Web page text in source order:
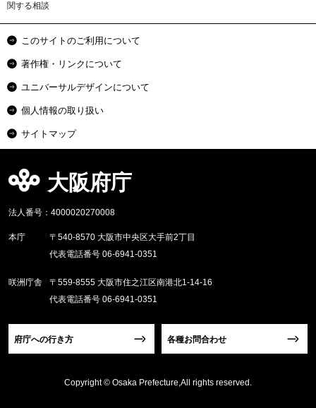
関する相談
このサイトのご利用について
著作権・リンクについて
ユニバーサルデザインについて
個人情報の取り扱い
サイトマップ
大阪府庁
法人番号：4000020270008
本庁
〒540-8570 大阪市中央区大手前2丁目
代表電話番号 06-6941-0351
咲洲庁舎
〒559-8555 大阪市住之江区南港北1-14-16
代表電話番号 06-6941-0351
府庁への行き方 各種お問合わせ
Copyright © Osaka Prefecture,All rights reserved.